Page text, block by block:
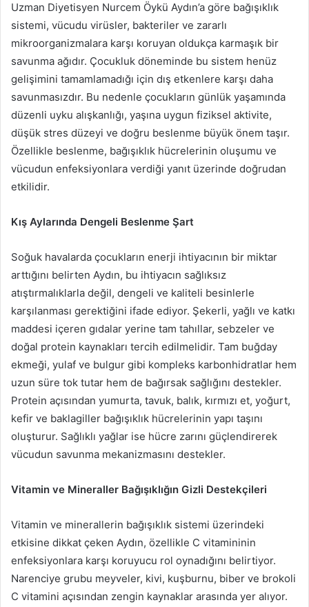
Uzman Diyetisyen Nurcem Öykü Aydın’a göre bağışıklık
sistemi, vücudu virüsler, bakteriler ve zararlı
mikroorganizmalara karşı koruyan oldukça karmaşık bir
savunma ağıdır. Çocukluk döneminde bu sistem henüz
gelişimini tamamlamadığı için dış etkenlere karşı daha
savunmasızdır. Bu nedenle çocukların günlük yaşamında
düzenli uyku alışkanlığı, yaşına uygun fiziksel aktivite,
düşük stres düzeyi ve doğru beslenme büyük önem taşır.
Özellikle beslenme, bağışıklık hücrelerinin oluşumu ve
vücudun enfeksiyonlara verdiği yanıt üzerinde doğrudan
etkilidir.
Kış Aylarında Dengeli Beslenme Şart
Soğuk havalarda çocukların enerji ihtiyacının bir miktar
arttığını belirten Aydın, bu ihtiyacın sağlıksız
atıştırmalıklarla değil, dengeli ve kaliteli besinlerle
karşılanması gerektiğini ifade ediyor. Şekerli, yağlı ve katkı
maddesi içeren gıdalar yerine tam tahıllar, sebzeler ve
doğal protein kaynakları tercih edilmelidir. Tam buğday
ekmeği, yulaf ve bulgur gibi kompleks karbonhidratlar hem
uzun süre tok tutar hem de bağırsak sağlığını destekler.
Protein açısından yumurta, tavuk, balık, kırmızı et, yoğurt,
kefir ve baklagiller bağışıklık hücrelerinin yapı taşını
oluşturur. Sağlıklı yağlar ise hücre zarını güçlendirerek
vücudun savunma mekanizmasını destekler.
Vitamin ve Mineraller Bağışıklığın Gizli Destekçileri
Vitamin ve minerallerin bağışıklık sistemi üzerindeki
etkisine dikkat çeken Aydın, özellikle C vitamininin
enfeksiyonlara karşı koruyucu rol oynadığını belirtiyor.
Narenciye grubu meyveler, kivi, kuşburnu, biber ve brokoli
C vitamini açısından zengin kaynaklar arasında yer alıyor.